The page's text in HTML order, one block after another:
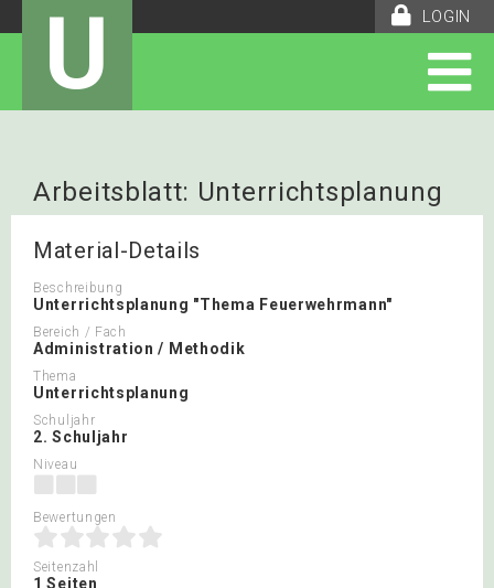
LOGIN
U
Arbeitsblatt: Unterrichtsplanung
Material-Details
Beschreibung
Unterrichtsplanung "Thema Feuerwehrmann"
Bereich / Fach
Administration / Methodik
Thema
Unterrichtsplanung
Schuljahr
2. Schuljahr
Niveau
Bewertungen
Seitenzahl
1 Seiten